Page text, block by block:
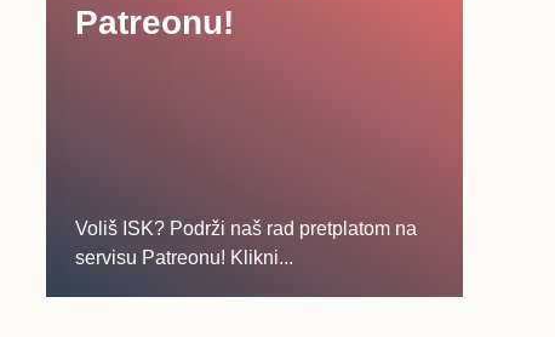
Patreonu!
Voliš ISK? Podrži naš rad pretplatom na
servisu Patreonu! Klikni...